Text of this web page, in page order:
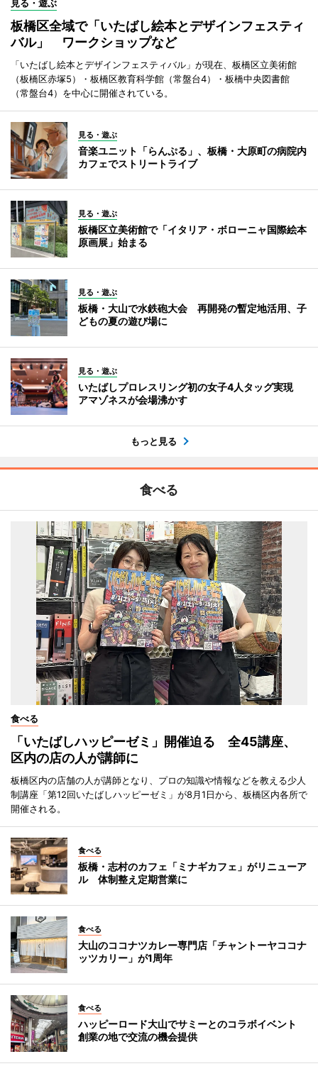
見る・遊ぶ
板橋区全域で「いたばし絵本とデザインフェスティ
バル」 ワークショップなど
「いたばし絵本とデザインフェスティバル」が現在、板橋区立美術館
（板橋区赤塚5）・板橋区教育科学館（常盤台4）・板橋中央図書館
（常盤台4）を中心に開催されている。
見る・遊ぶ
音楽ユニット「らんぷる」、板橋・大原町の病院内
カフェでストリートライブ
見る・遊ぶ
板橋区立美術館で「イタリア・ボローニャ国際絵本
原画展」始まる
見る・遊ぶ
板橋・大山で水鉄砲大会 再開発の暫定地活用、子
どもの夏の遊び場に
見る・遊ぶ
いたばしプロレスリング初の女子4人タッグ実現
アマゾネスが会場沸かす
もっと見る
食べる
食べる
「いたばしハッピーゼミ」開催迫る 全45講座、
区内の店の人が講師に
板橋区内の店舗の人が講師となり、プロの知識や情報などを教える少人
制講座「第12回いたばしハッピーゼミ」が8月1日から、板橋区内各所で
開催される。
食べる
板橋・志村のカフェ「ミナギカフェ」がリニューア
ル 体制整え定期営業に
食べる
大山のココナツカレー専門店「チャントーヤココナ
ッツカリー」が1周年
食べる
ハッピーロード大山でサミーとのコラボイベント
創業の地で交流の機会提供